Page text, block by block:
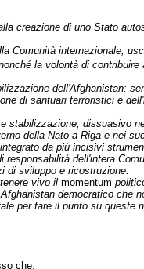
creazione di uno Stato
Comunità internazionale,
la volontà di
dell'Afghanistan:
di santuari terroristici e
stabilizzazione, dissuasivo
della Nato a Riga e nei
da più incisivi
dell'intera
di sviluppo e ricostruzione.
vivo ilmomentum
democratico che
per fare il punto su queste
che: